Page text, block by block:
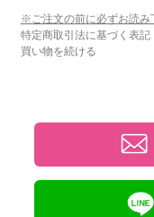
※ご注文の前に必ずお読み
特定商取引法に基づく表記
買い物を続ける